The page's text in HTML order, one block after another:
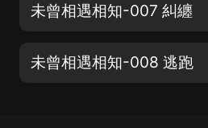
未曾相遇相知-007 糾纏
未曾相遇相知-008 逃跑